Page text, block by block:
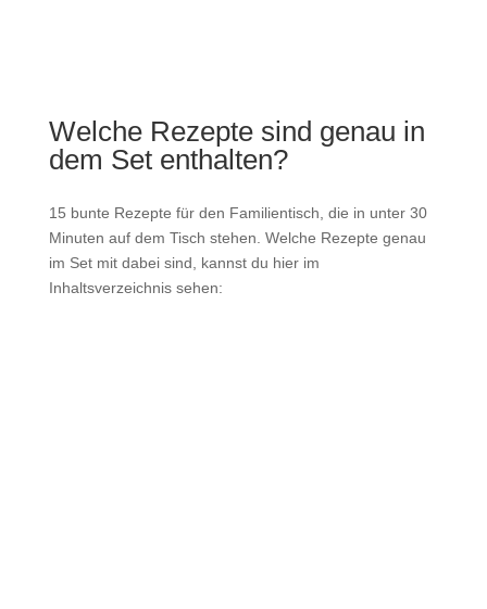
Welche Rezepte sind genau in
dem Set enthalten?
15 bunte Rezepte für den Familientisch, die in unter 30
Minuten auf dem Tisch stehen. Welche Rezepte genau
im Set mit dabei sind, kannst du hier im
Inhaltsverzeichnis sehen: